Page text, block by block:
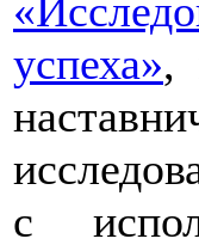
успеха»,
с